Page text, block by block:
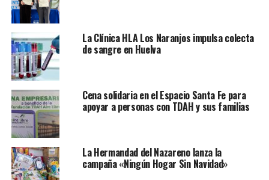
La Clínica HLA Los Naranjos impulsa colecta
de sangre en Huelva
Cena solidaria en el Espacio Santa Fe para
apoyar a personas con TDAH y sus familias
La Hermandad del Nazareno lanza la
campaña «Ningún Hogar Sin Navidad»